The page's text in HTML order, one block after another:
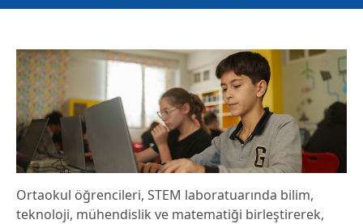
Ortaokul öğrencileri, STEM laboratuarında bilim,
teknoloji, mühendislik ve matematiği birleştirerek,